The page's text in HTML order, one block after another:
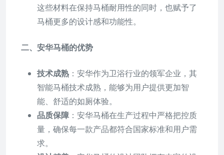
这些材料在保持马桶耐用性的同时，也赋予了
马桶更多的设计感和功能性。
二、安华马桶的优势
技术成熟 ：安华作为卫浴行业的领军企业，其
智能马桶技术成熟，能够为用户提供更加智
能、舒适的如厕体验。
品质保障 ：安华马桶在生产过程中严格把控质
量，确保每一款产品都符合国家标准和用户需
求。